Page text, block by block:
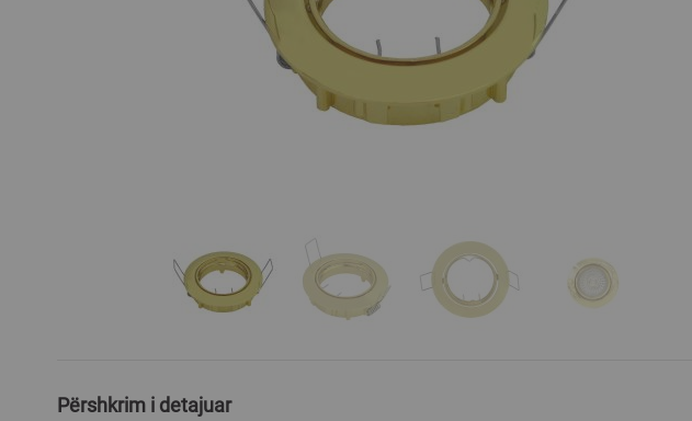
the
beginning
Përshkrim i detajuar